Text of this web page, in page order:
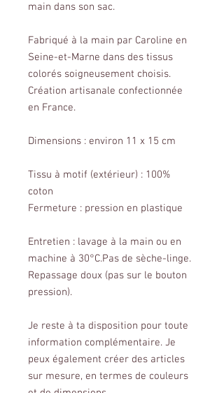
main dans son sac.
Fabriqué à la main par Caroline en
Seine-et-Marne dans des tissus
colorés soigneusement choisis.
Création artisanale confectionnée
en France.
Dimensions : environ 11 x 15 cm
Tissu à motif (extérieur) : 100%
coton
Fermeture : pression en plastique
Entretien : lavage à la main ou en
machine à 30°C.Pas de sèche-linge.
Repassage doux (pas sur le bouton
pression).
Je reste à ta disposition pour toute
information complémentaire. Je
peux également créer des articles
sur mesure, en termes de couleurs